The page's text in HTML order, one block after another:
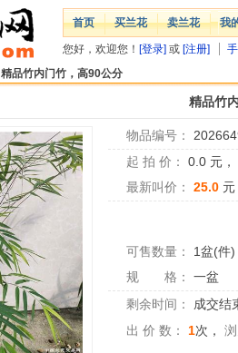
首页 买兰花 卖兰花 我
您好，欢迎您！ [登录] 或 [注册]
精品竹内门竹，高90公分
精品竹
物品编号：
起 拍 价：
0.0 元，
最新叫价：
25.0 元
可售数量： 1盆(件)
规 格：
一盆
剩余时间：
成交结
出 价 数：
1次，